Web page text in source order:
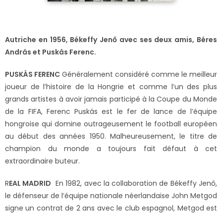
Autriche en 1956, Békeffy Jenő avec ses deux amis, Béres
András et Puskás Ferenc.
PUSKÁS FERENC Généralement considéré comme le meilleur
joueur de l’histoire de la Hongrie et comme l’un des plus
grands artistes à avoir jamais participé à la Coupe du Monde
de la FIFA, Ferenc Puskás est le fer de lance de l’équipe
hongroise qui domine outrageusement le football européen
au début des années 1950. Malheureusement, le titre de
champion du monde a toujours fait défaut à cet
extraordinaire buteur.
REAL MADRID En 1982, avec la collaboration de Békeffy Jenő,
le défenseur de l’équipe nationale néerlandaise John Metgod
signe un contrat de 2 ans avec le club espagnol, Metgod est